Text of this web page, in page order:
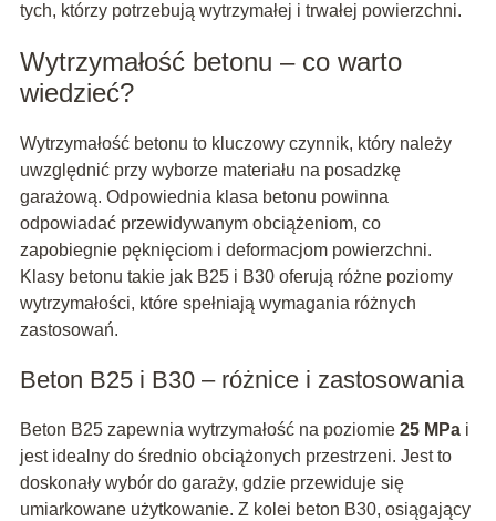
tych, którzy potrzebują wytrzymałej i trwałej powierzchni.
Wytrzymałość betonu – co warto
wiedzieć?
Wytrzymałość betonu to kluczowy czynnik, który należy
uwzględnić przy wyborze materiału na posadzkę
garażową. Odpowiednia klasa betonu powinna
odpowiadać przewidywanym obciążeniom, co
zapobiegnie pęknięciom i deformacjom powierzchni.
Klasy betonu takie jak B25 i B30 oferują różne poziomy
wytrzymałości, które spełniają wymagania różnych
zastosowań.
Beton B25 i B30 – różnice i zastosowania
Beton B25 zapewnia wytrzymałość na poziomie 25 MPai
jest idealny do średnio obciążonych przestrzeni. Jest to
doskonały wybór do garaży, gdzie przewiduje się
umiarkowane użytkowanie. Z kolei beton B30, osiągający